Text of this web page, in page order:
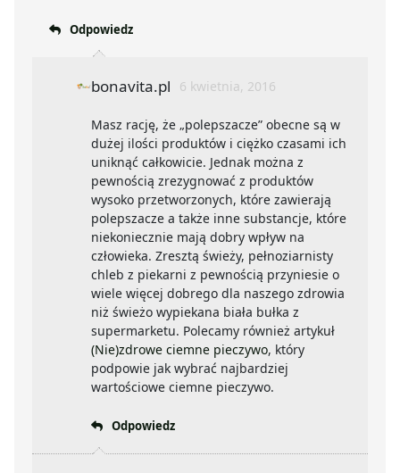
Odpowiedz
bonavita.pl 6 kwietnia, 2016
Masz rację, że „polepszacze” obecne są w
dużej ilości produktów i ciężko czasami ich
uniknąć całkowicie. Jednak można z
pewnością zrezygnować z produktów
wysoko przetworzonych, które zawierają
polepszacze a także inne substancje, które
niekoniecznie mają dobry wpływ na
człowieka. Zresztą świeży, pełnoziarnisty
chleb z piekarni z pewnością przyniesie o
wiele więcej dobrego dla naszego zdrowia
niż świeżo wypiekana biała bułka z
supermarketu. Polecamy również artykuł
(Nie)zdrowe ciemne pieczywo, który
podpowie jak wybrać najbardziej
wartościowe ciemne pieczywo.
Odpowiedz